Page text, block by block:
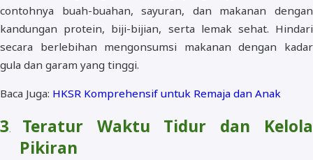
contohnya buah-buahan, sayuran, dan makanan dengan
kandungan protein, biji-bijian, serta lemak sehat. Hindari
secara berlebihan mengonsumsi makanan dengan kadar
gula dan garam yang tinggi.
Baca Juga: HKSR Komprehensif untuk Remaja dan Anak
3. Teratur Waktu Tidur dan Kelola
Pikiran